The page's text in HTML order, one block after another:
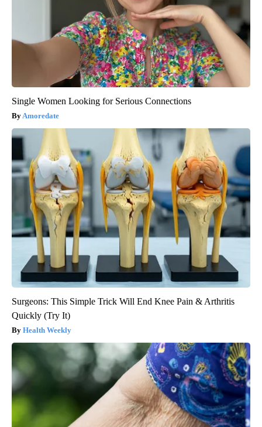
Single Women Looking for Serious Connections
Amoredate
Surgeons: This Simple Trick Will End Knee Pain & Arthritis
Quickly (Try It)
Health Weekly